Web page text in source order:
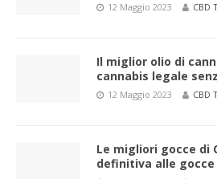
12 Maggio 2023 CBD
Il miglior olio di
cannabis legale
12 Maggio 2023 CBD
Le migliori gocce di
definitiva alle gocce